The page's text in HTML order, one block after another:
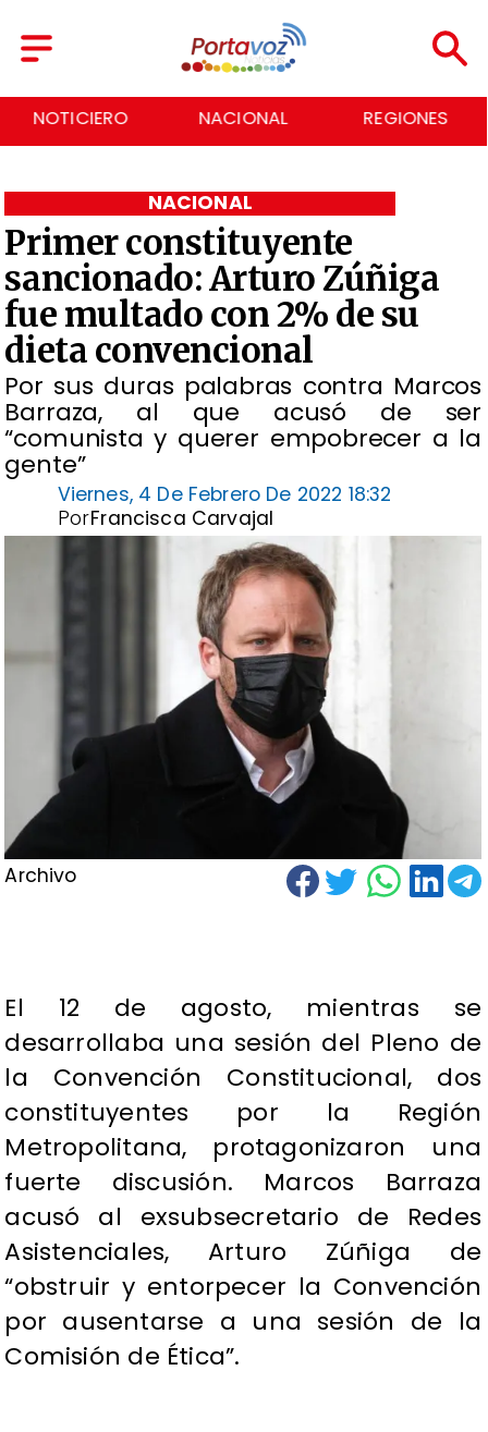
NOTICIERO NACIONAL REGIONES
Primer constituyente
sancionado: Arturo Zúñiga
fue multado con 2% de su
dieta convencional
Por sus duras palabras contra Marcos
Barraza, al que acusó de ser
“comunista y querer empobrecer a la
gente”
NACIONAL
Viernes, 4 De Febrero De 2022 18:32
Francisca Carvajal
Por
Archivo
El 12 de agosto, mientras se
desarrollaba una sesión del Pleno de
la Convención Constitucional, dos
constituyentes por la Región
Metropolitana, protagonizaron una
fuerte discusión. Marcos Barraza
acusó al exsubsecretario de Redes
Asistenciales, Arturo Zúñiga de
“obstruir y entorpecer la Convención
por ausentarse a una sesión de la
Comisión de Ética”.